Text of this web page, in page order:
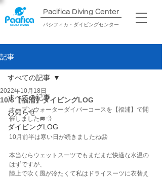
Pacifica Diving Center​
パシフィカ・ダイビングセンター
記事
すべての記事
お知らせ
ダイビングLOG
すべての記事
10/8【福浦】ダイビングLOG
2022年10月18日
オープンウォーターダイバーコースを【福浦】で開
催しました🚐💨
10月前半は寒い日が続きましたね🥶
本当ならウェットスーツでもまだまだ快適な水温の
はずですが、
陸上で吹く風が冷たくて私はドライスーツに衣替え